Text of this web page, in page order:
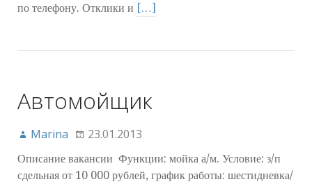
по телефону. Отклики и […]
Автомойщик
Marina 23.01.2013
Описание вакансии Функции: мойка а/м. Условие: з/п
сдельная от 10 000 рублей, график работы: шестидневка/